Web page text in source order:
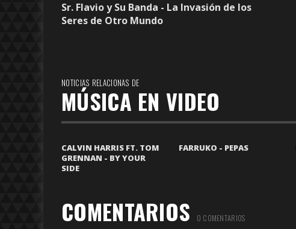
Sr. Flavio y Su Banda - La Invasión de los
Seres de Otro Mundo
NOTICIAS RELACIONAS DE
MÚSICA EN VIDEO
CALVIN HARRIS FT. TOM
GRENNAN - BY YOUR
SIDE
FARRUKO - PEPAS
COMENTARIOS 0 COMENTARIOS